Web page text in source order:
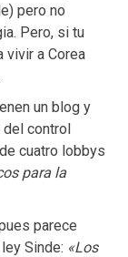
pero no
Pero, si tu
vivir a Corea
un blog y
del control
cuatro lobbys
para la
parece
Sinde: «Los